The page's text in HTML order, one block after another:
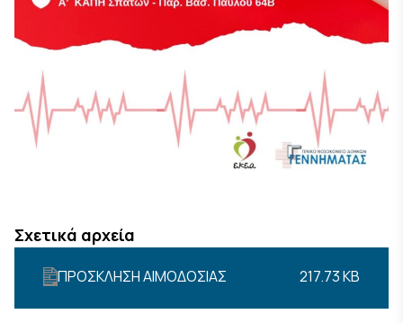
Σχετικά αρχεία
ΠΡΟΣΚΛΗΣΗ ΑΙΜΟΔΟΣΙΑΣ 217.73 KB